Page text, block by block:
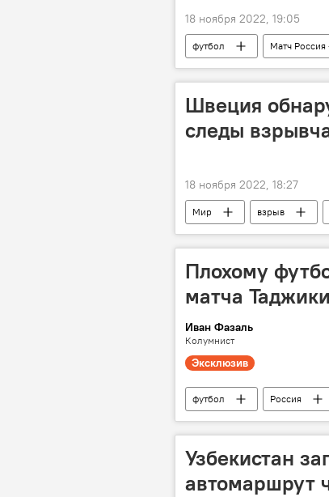
18 ноября 2022, 19:05
футбол Матч Россия
Россия
Швеция
следы
18 ноября 2022, 18:27
Мир взрыв
газ
Плохому
матча
Иван Фазаль
Колумнист
Эксклюзив
футбол Россия
Таджикистан: свежие новости
Узбекистан
автомаршрут